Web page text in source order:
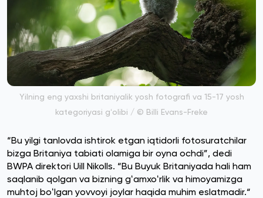
Yilning eng yaxshi britaniyalik yosh fotografi va 15-17 yosh
kategoriyasi gʻolibi / © Billi Evans-Freke
“Bu yilgi tanlovda ishtirok etgan iqtidorli fotosuratchilar
bizga Britaniya tabiati olamiga bir oyna ochdi”, dedi
BWPA direktori Uill Nikolls. “Bu Buyuk Britaniyada hali ham
saqlanib qolgan va bizning gʻamxoʻrlik va himoyamizga
muhtoj boʻlgan yovvoyi joylar haqida muhim eslatmadir.“